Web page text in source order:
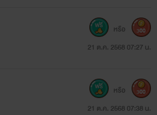
21 ต.ค. 2568 07:27 น.
หรือ 300
21 ต.ค. 2568 07:38 น.
หรือ 300